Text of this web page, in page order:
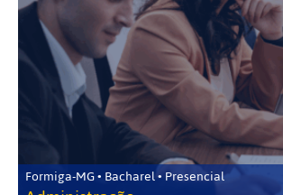
Formiga-MG • Bacharel • Presencial